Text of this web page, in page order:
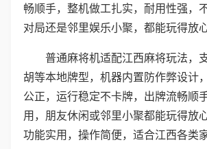
畅顺手，整机做工扎实，耐用性强，
对局还是邻里娱乐小聚，都能玩得放
普通麻将机适配江西麻将玩法，
胡等本地牌型，机器内置防作弊设计
公正，运行稳定不卡牌，出牌流畅顺
用，朋友休闲或邻里小聚都能玩得放
功能实用，操作简便，适合江西各类